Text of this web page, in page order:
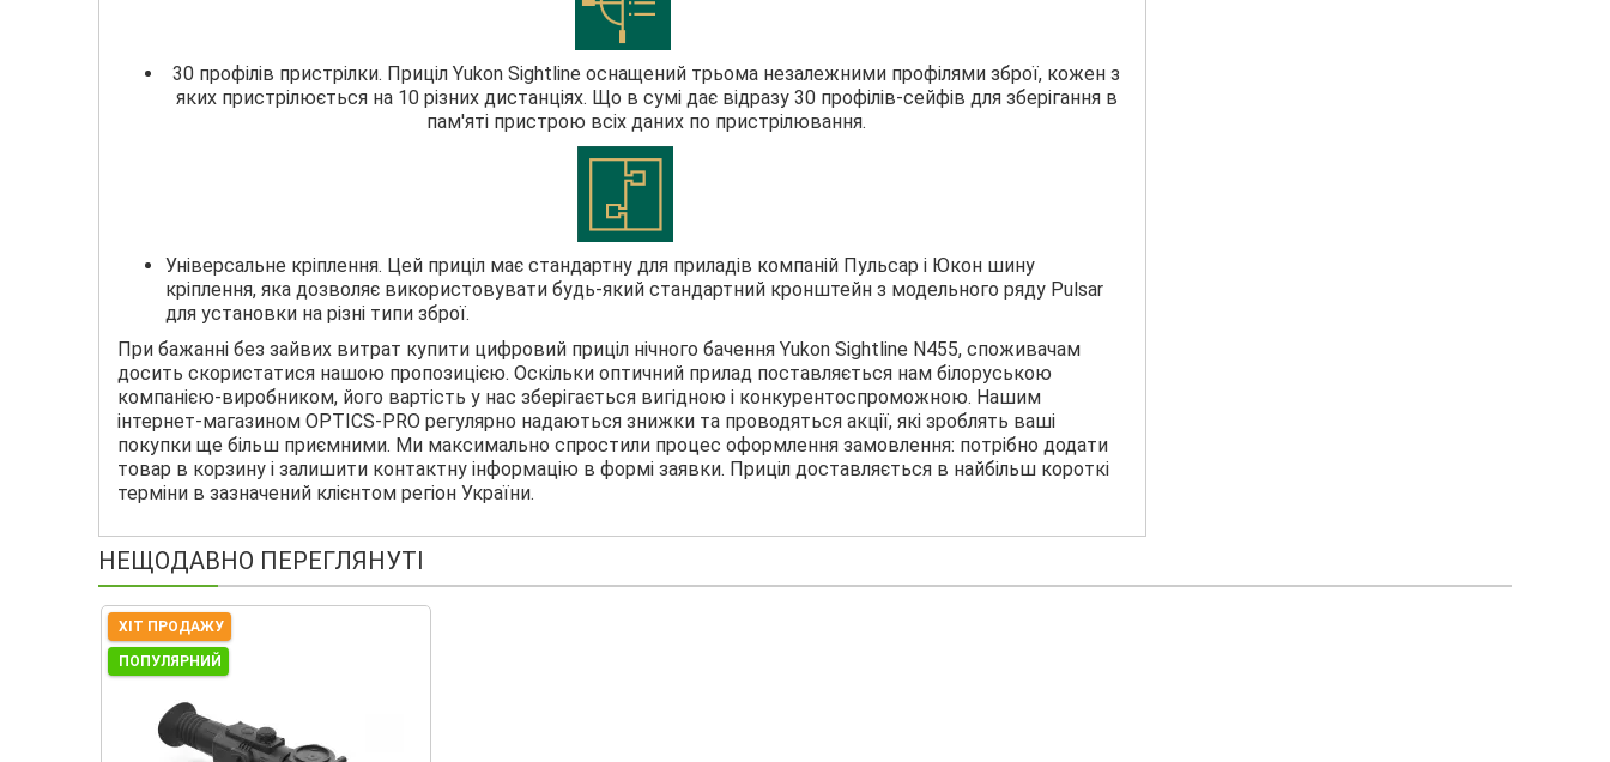
30 профілів пристрілки. Приціл Yukon Sightline оснащений трьома незалежними профілями зброї, кожен з
яких пристрілюється на 10 різних дистанціях. Що в сумі дає відразу 30 профілів-сейфів для зберігання в
пам'яті пристрою всіх даних по пристрілювання.
Універсальне кріплення. Цей приціл має стандартну для приладів компаній Пульсар і Юкон шину
кріплення, яка дозволяє використовувати будь-який стандартний кронштейн з модельного ряду Pulsar
для установки на різні типи зброї.
При бажанні без зайвих витрат купити цифровий приціл нічного бачення Yukon Sightline N455, споживачам
досить скористатися нашою пропозицією. Оскільки оптичний прилад поставляється нам білоруською
компанією-виробником, його вартість у нас зберігається вигідною і конкурентоспроможною. Нашим
інтернет-магазином OPTICS-PRO регулярно надаються знижки та проводяться акції, які зроблять ваші
покупки ще більш приємними. Ми максимально спростили процес оформлення замовлення: потрібно додати
товар в корзину і залишити контактну інформацію в формі заявки. Приціл доставляється в найбільш короткі
терміни в зазначений клієнтом регіон України.
НЕЩОДАВНО ПЕРЕГЛЯНУТІ
ХІТ ПРОДАЖУ
ПОПУЛЯРНИЙ